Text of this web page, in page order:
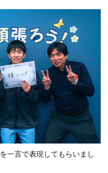
一言で表現してもらいまし